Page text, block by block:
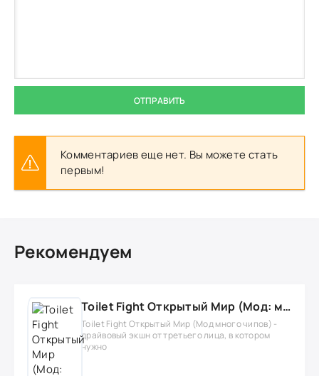
ОТПРАВИТЬ
Комментариев еще нет. Вы можете стать
первым!
Рекомендуем
Toilet Fight Открытый Мир (Мод: много чипов, денег, все открыто, бессмертие, урон, 50+ читов)
Toilet Fight Открытый Мир (Мод много чипов) -
драйвовый экшн от третьего лица, в котором
нужно